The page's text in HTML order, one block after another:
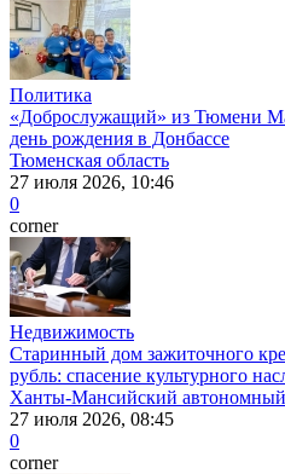
Политика
«Доброслужащий» из Тюмени
день рождения в Донбассе
Тюменская область
27 июля 2026, 10:46
0
corner
Недвижимость
Старинный дом зажиточного
рубль: спасение культурного
Ханты-Мансийский
27 июля 2026, 08:45
0
corner